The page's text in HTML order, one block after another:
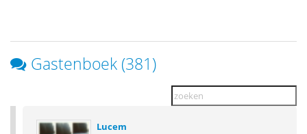
Gastenboek (381)
Lucem